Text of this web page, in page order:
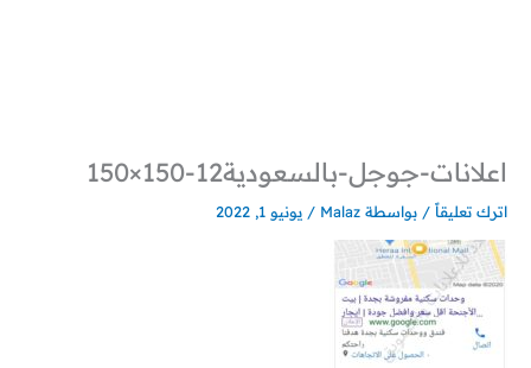
اعلانات-جوجل-بالسعودية12-150×150
اترك تعليقاً / بواسطة Malaz
/ يونيو 1, 2022